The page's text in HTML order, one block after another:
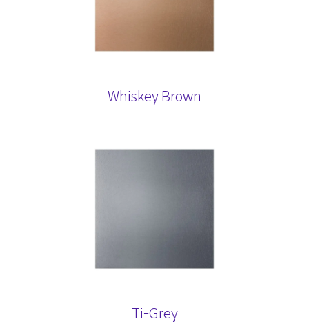
Whiskey Brown
Ti-Grey